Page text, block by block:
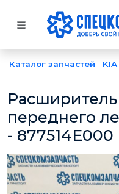
Каталог запчастей -
переднего
- 877514E000